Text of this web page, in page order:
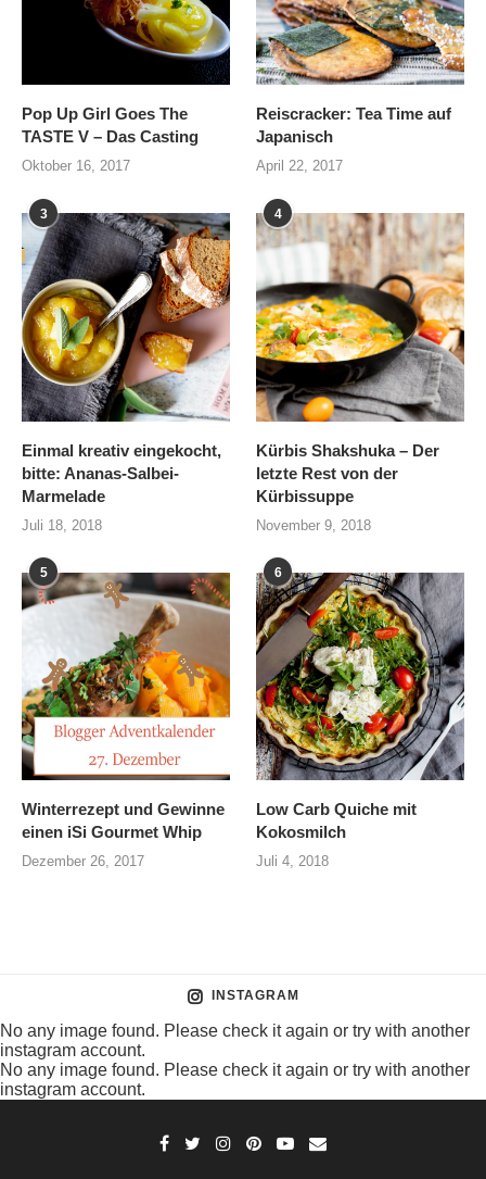
Pop Up Girl Goes The
TASTE V – Das Casting
Oktober 16, 2017
Reiscracker: Tea Time auf
Japanisch
April 22, 2017
3
Einmal kreativ eingekocht,
bitte: Ananas-Salbei-
Marmelade
Juli 18, 2018
4
Kürbis Shakshuka – Der
letzte Rest von der
Kürbissuppe
November 9, 2018
5
Winterrezept und Gewinne
einen iSi Gourmet Whip
Dezember 26, 2017
6
Low Carb Quiche mit
Kokosmilch
Juli 4, 2018
INSTAGRAM
No any image found. Please check it again or try with another
instagram account.
No any image found. Please check it again or try with another
instagram account.